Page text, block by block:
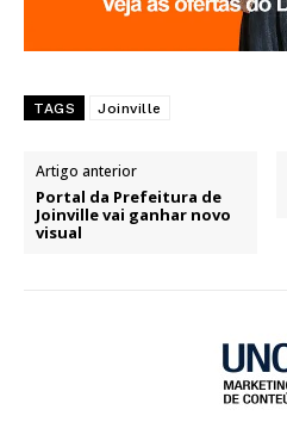
TAGS Joinville
Artigo anterior
Portal da Prefeitura de
Joinville vai ganhar novo
visual